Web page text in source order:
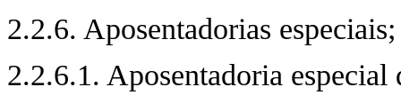
2.2.6. Aposentadorias especiais;
2.2.6.1. Aposentadoria especial